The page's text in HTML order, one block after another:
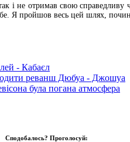
отримав свою справедливу
Я пройшов весь цей шлях,
- Кабаєл
реванш Дюбуа - Джошуа
була погана атмосфера
Сподобалось? Проголосуй: